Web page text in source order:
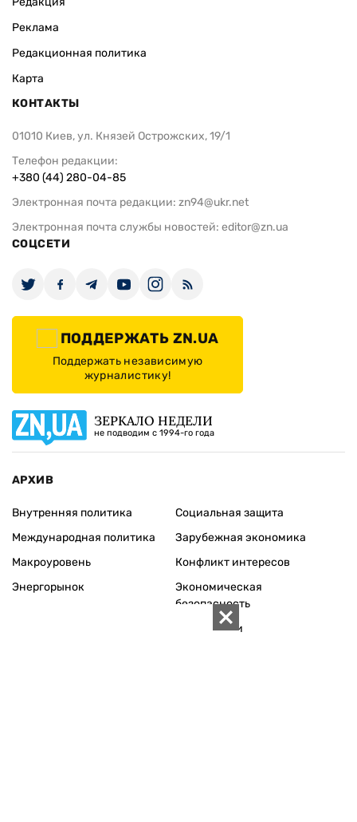
Реклама
Редакционная политика
Карта
КОНТАКТЫ
01010 Киев, ул. Князей Острожских, 19/1
Телефон редакции:
+380 (44) 280-04-85
Электронная почта редакции: zn94@ukr.net
Электронная почта службы новостей: editor@zn.ua
СОЦСЕТИ
ПОДДЕРЖАТЬ ZN.UA
Поддержать независимую
журналистику!
ЗЕРКАЛО НЕДЕЛИ
не подводим с 1994-го года
АРХИВ
Внутренняя политика
Международная политика
Макроуровень
Энергорынок
Социальная защита
Зарубежная экономика
Конфликт интересов
Экономическая
безопасность
Персоналии